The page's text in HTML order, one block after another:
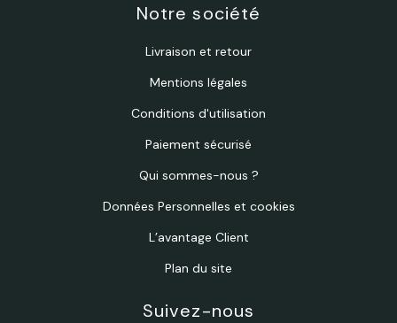
Notre société
Livraison et retour
Mentions légales
Conditions d'utilisation
Paiement sécurisé
Qui sommes-nous ?
Données Personnelles et cookies
L’avantage Client
Plan du site
Suivez-nous